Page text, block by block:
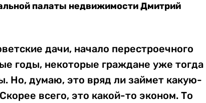
палаты недвижимости Дмитрий
дачи, начало перестроечного
годы, некоторые граждане уже тогда
Но, думаю, это вряд ли займет какую-
всего, это какой-то эконом. То